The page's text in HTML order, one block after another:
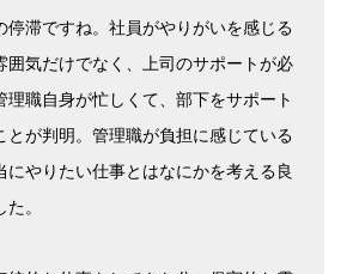
停滞ですね。社員がやりがいを感じる
囲気だけでなく、上司のサポートが必
理職自身が忙しくて、部下をサポート
とが判明。管理職が負担に感じている
にやりたい仕事とはなにかを考える良
。